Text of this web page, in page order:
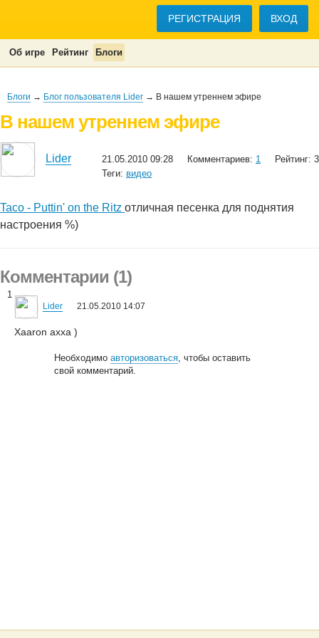
РЕГИСТРАЦИЯ ВХОД
Об игре Рейтинг Блоги
Блоги → Блог пользователя Lider → В нашем утреннем эфире
В нашем утреннем эфире
Lider 21.05.2010 09:28 Комментариев: 1
Рейтинг: 3
Теги: видео
Taco - Puttin' on the Ritz отличная песенка для поднятия
настроения %)
Комментарии (1)
1
Lider 21.05.2010 14:07
Xaaron ахха )
Необходимоавторизоваться, чтобы оставить
свой комментарий.